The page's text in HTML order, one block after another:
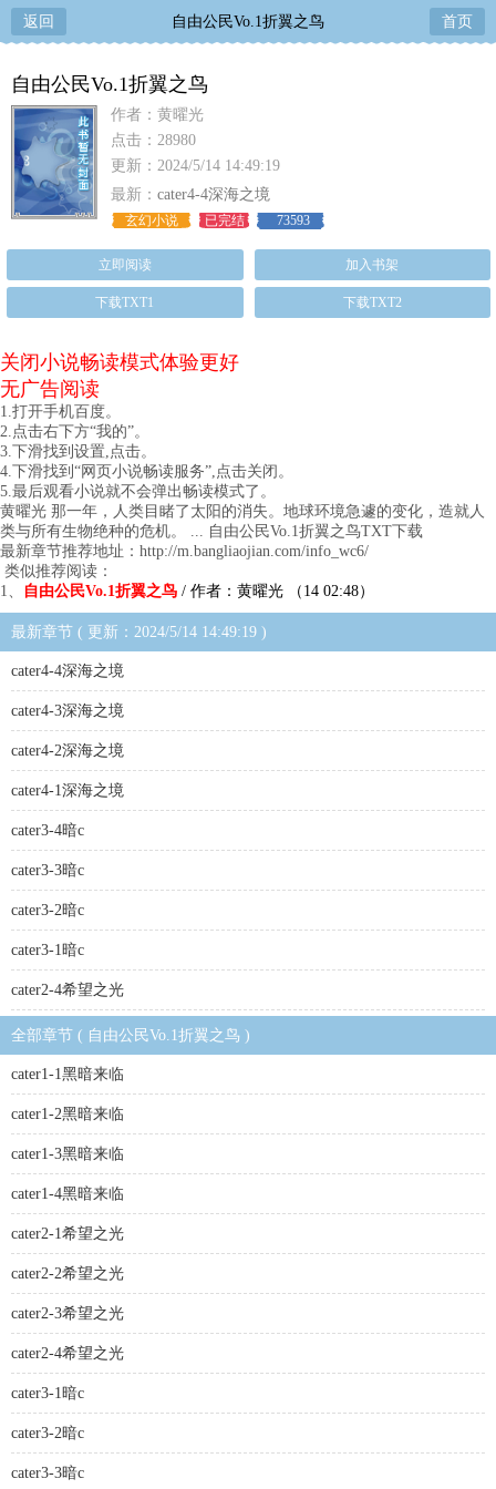
返回 自由公民Vo.1折翼之鸟 首页
自由公民Vo.1折翼之鸟
作者：黄曜光
点击：28980
更新：2024/5/14 14:49:19
最新： cater4-4深海之境
玄幻小说 已完结 73593
立即阅读 加入书架
下载TXT1 下载TXT2
关闭小说畅读模式体验更好
无广告阅读
1.打开手机百度。
2.点击右下方“我的”。
3.下滑找到设置,点击。
4.下滑找到“网页小说畅读服务”,点击关闭。
5.最后观看小说就不会弹出畅读模式了。
黄曜光 那一年，人类目睹了太阳的消失。地球环境急遽的变化，造就人
类与所有生物绝种的危机。 ... 自由公民Vo.1折翼之鸟TXT下载
最新章节推荐地址：http://m.bangliaojian.com/info_wc6/
类似推荐阅读：
1、
自由公民Vo.1折翼之鸟 / 作者：黄曜光 （14 02:48）
最新章节 ( 更新：2024/5/14 14:49:19 )
cater4-4深海之境
cater4-3深海之境
cater4-2深海之境
cater4-1深海之境
cater3-4暗c
cater3-3暗c
cater3-2暗c
cater3-1暗c
cater2-4希望之光
全部章节 ( 自由公民Vo.1折翼之鸟 )
cater1-1黑暗来临
cater1-2黑暗来临
cater1-3黑暗来临
cater1-4黑暗来临
cater2-1希望之光
cater2-2希望之光
cater2-3希望之光
cater2-4希望之光
cater3-1暗c
cater3-2暗c
cater3-3暗c